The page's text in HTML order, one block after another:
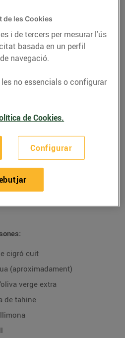
pebrot
cigró cuit
(aproximadament)
verge extra
de tahine
de les Cookies
i de tercers per mesurar l’ús
basada en un perfil
navegació.
no essencials o configurar
de Cookies.
Configurar